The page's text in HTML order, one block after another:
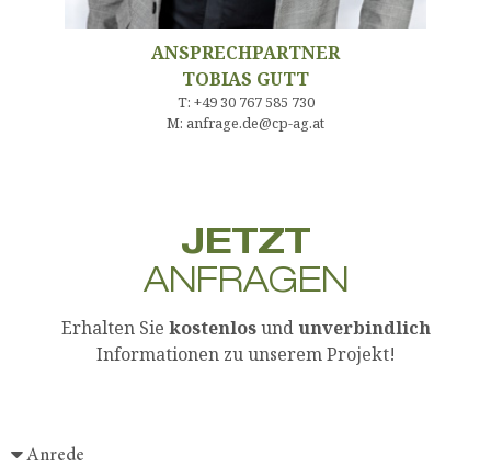
ANSPRECHPARTNER
TOBIAS GUTT
T: +49 30 767 585 730
M: anfrage.de@cp-ag.at
JETZT
ANFRAGEN
Erhalten Sie kostenlosundunverbindlich
Informationen zu unserem Projekt!